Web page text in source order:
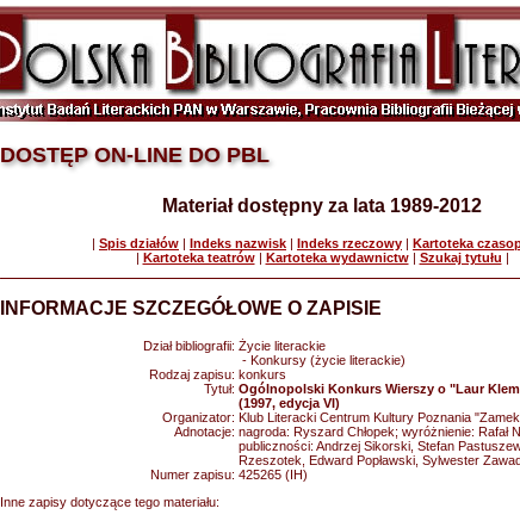
DOSTĘP ON-LINE DO PBL
Materiał dostępny za lata 1989-2012
| Spis działów | Indeks nazwisk | Indeks rzeczowy | Kartoteka
| Kartoteka teatrów| Kartoteka wydawnictw| Szukaj tytułu |
INFORMACJE SZCZEGÓŁOWE O ZAPISIE
Dział bibliografii: Życie literackie
- Konkursy (życie literackie)
Rodzaj zapisu: konkurs
Tytuł: Ogólnopolski Konkurs Wierszy o "Laur
(1997, edycja VI)
Organizator: Klub Literacki Centrum Kultury Poznania
Adnotacje: nagroda: Ryszard Chłopek; wyróżnienie: Rafał
publiczności: Andrzej Sikorski, Stefan
Rzeszotek, Edward Popławski, Sylwester
Numer zapisu: 425265 (IH)
Inne zapisy dotyczące tego materiału: